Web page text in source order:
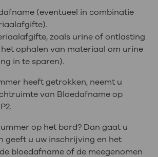
(eventueel in combinatie
zoals urine of ontlasting
ophalen van materiaal om urine
in te sparen).
heeft getrokken, neemt u
van Bloedafname op
op het bord? Dan gaat u
geeft u uw inschrijving en het
bloedafname of de meegenomen